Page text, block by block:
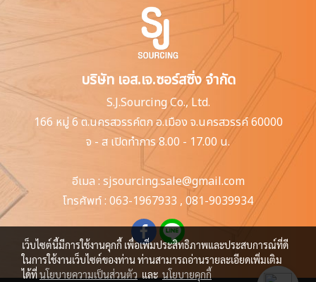
บริษัท เอส.เจ.ซอร์สซิ่ง จำกัด
S.J.Sourcing Co., Ltd.
166 หมู่ 6 ต.นครสวรรค์ตกอ.เมือง จ.นครสวรรค์ 60000
จ - ส เปิดทำการ 8.00 - 17.00 น.
อีเมล : sjsourcing.sale@gmail.com
โทรศัพท์ : 063-1967933 , 081-9039934
เว็บไซต์นี้มีการใช้งานคุกกี้ เพื่อเพิ่มประสิทธิภาพและประสบการณ์ที่ดี
ในการใช้งานเว็บไซต์ของท่าน ท่านสามารถอ่านรายละเอียดเพิ่มเติม
ได้ที่นโยบายความเป็นส่วนตัว และ นโยบายคุกกี้